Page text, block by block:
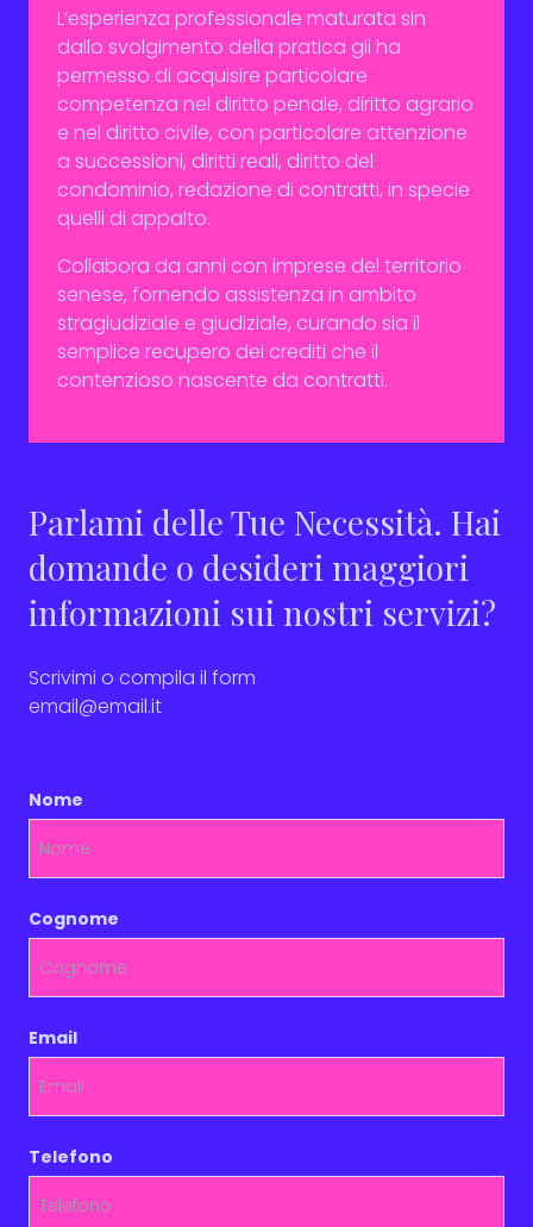
L’esperienza professionale maturata sin
dallo svolgimento della pratica gli ha
permesso di acquisire particolare
competenza nel diritto penale, diritto agrario
e nel diritto civile, con particolare attenzione
a successioni, diritti reali, diritto del
condominio, redazione di contratti, in specie
quelli di appalto.
Collabora da anni con imprese del territorio
senese, fornendo assistenza in ambito
stragiudiziale e giudiziale, curando sia il
semplice recupero dei crediti che il
contenzioso nascente da contratti.
Parlami delle Tue Necessità. Hai
domande o desideri maggiori
informazioni sui nostri servizi?
Scrivimi o compila il form
email@email.it
Nome
Cognome
Email
Telefono